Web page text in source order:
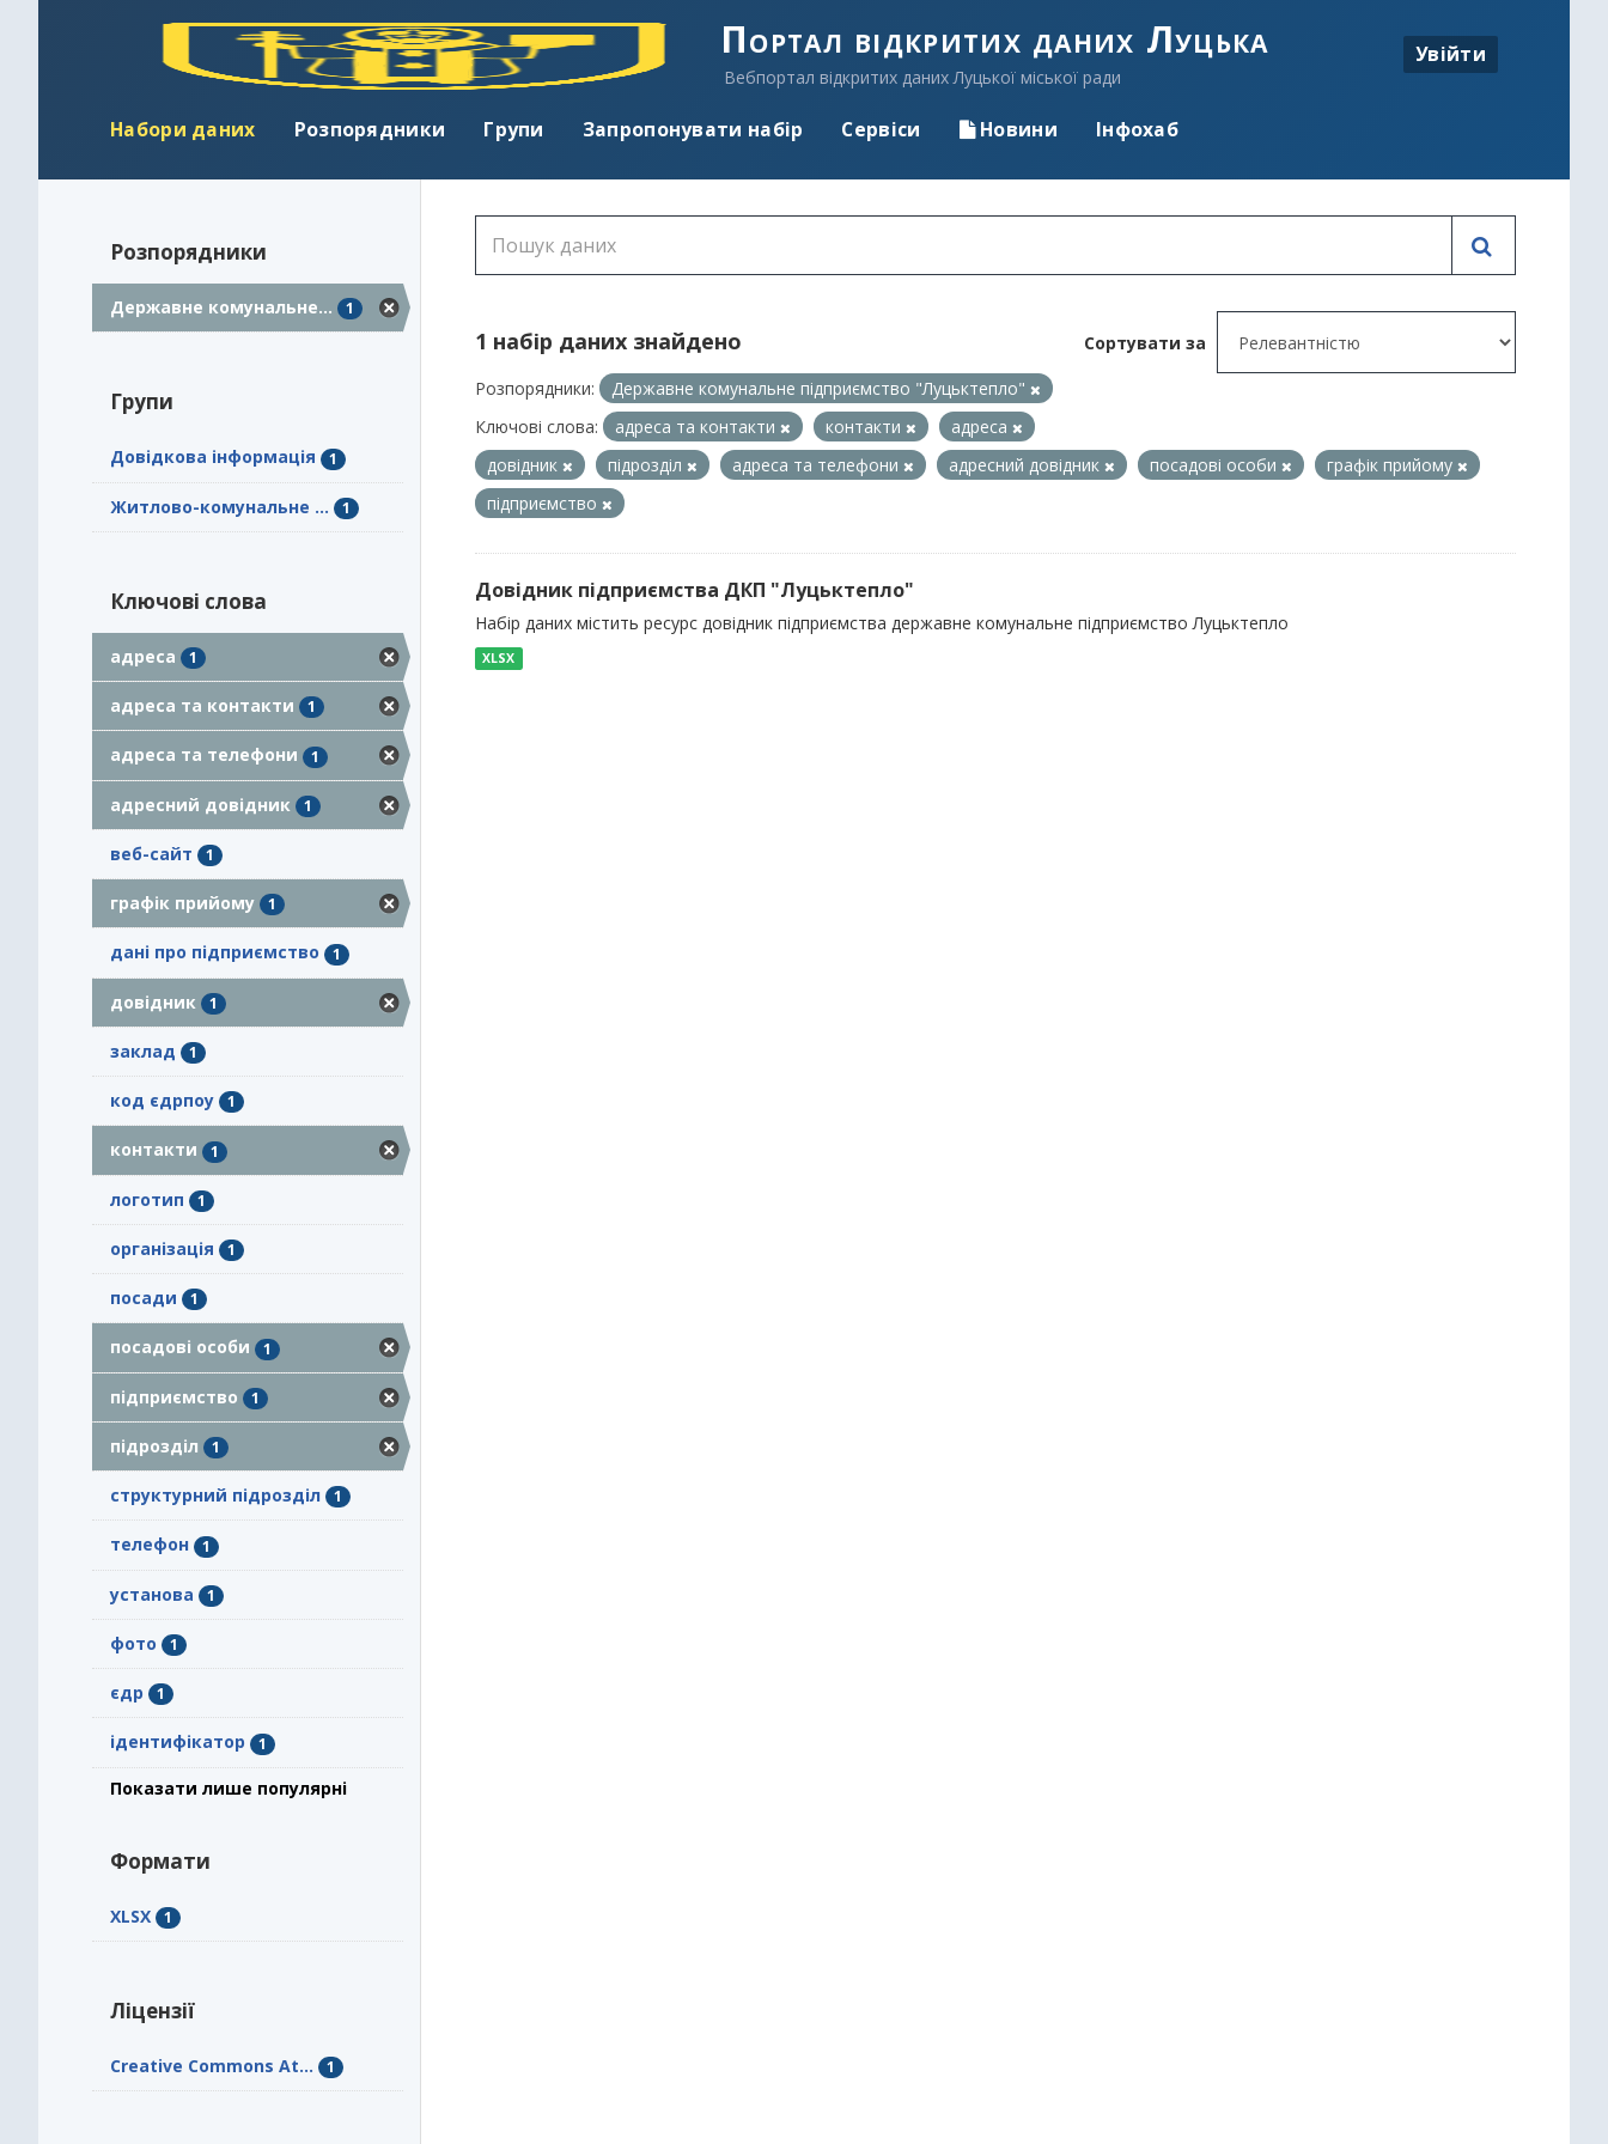
Портал відкритих даних Луцька
Вебпортал відкритих даних Луцької міської ради
Увійти
Набори даних Розпорядники Групи Запропонувати набір Сервіси Новини Інфохаб
Розпорядники
Державне комунальне... 1
Групи
Довідкова інформація 1
Житлово-комунальне ... 1
Ключові слова
адреса 1
адреса та контакти 1
адреса та телефони 1
адресний довідник 1
веб-сайт 1
графік прийому 1
дані про підприємство 1
довідник 1
заклад 1
код єдрпоу 1
контакти 1
логотип 1
організація 1
посади 1
посадові особи 1
підприємство 1
підрозділ 1
структурний підрозділ 1
телефон 1
установа 1
фото 1
єдр 1
ідентифікатор 1
Показати лише популярні
Формати
XLSX 1
Ліцензії
Creative Commons At... 1
Сортувати за
1 набір даних знайдено
Розпорядники:
Державне комунальне підприємство "Луцьктепло"
Ключові слова:
адреса та контакти контакти
адреса
довідник
підрозділ адреса та телефони адресний довідник посадові особи
графік прийому
підприємство
Довідник підприємства ДКП "Луцьктепло"
Набір даних містить ресурс довідник підприємства державне комунальне підприємство Луцьктепло
XLSX